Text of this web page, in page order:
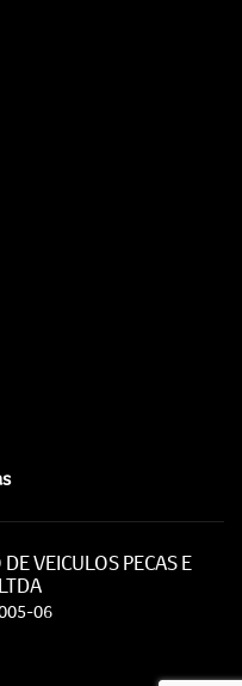
VEICULOS PECAS E
06